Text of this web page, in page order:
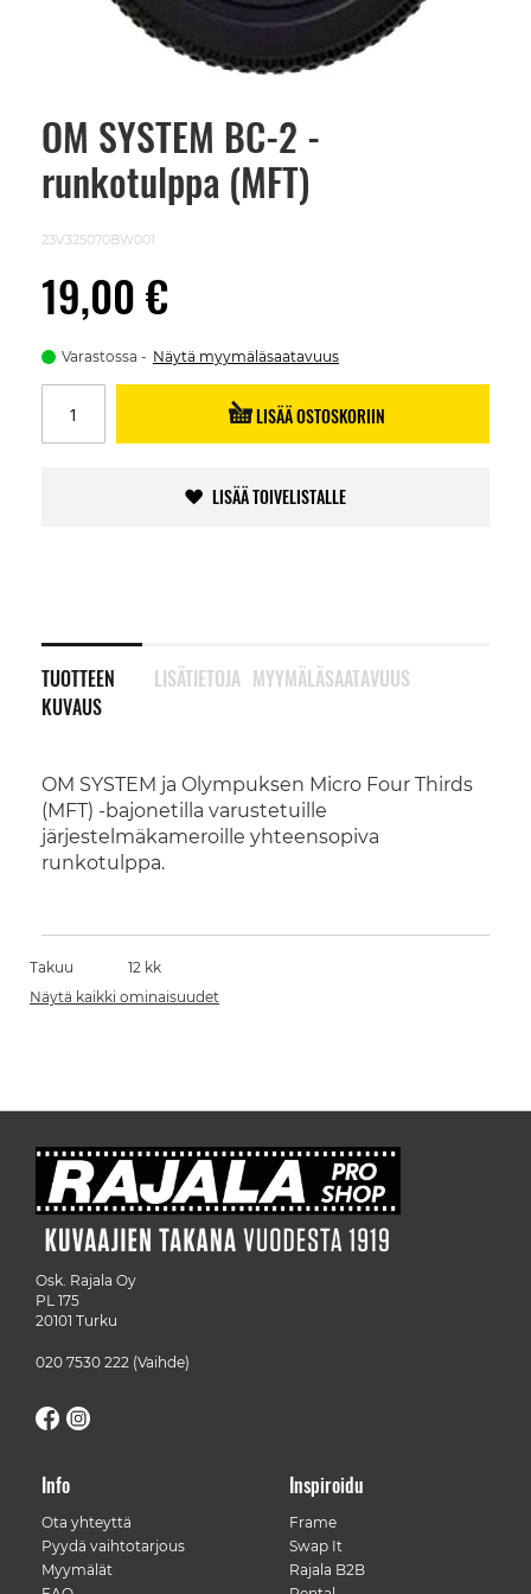
OM SYSTEM BC-2 -
runkotulppa (MFT)
23V325070BW001
19,00 €
Varastossa Näytä myymäläsaatavuus
LISÄÄ OSTOSKORIIN
LISÄÄ TOIVELISTALLE
TUOTTEEN
KUVAUS
OM SYSTEM ja Olympuksen Micro Four Thirds
(MFT) -bajonetilla varustetuille
järjestelmäkameroille yhteensopiva
runkotulppa.
LISÄTIETOJA MYYMÄLÄSAATAVUUS
Skip
beginning
images
Takuu
12 kk
Näytä kaikki ominaisuudet
Osk. Rajala Oy
PL 175
20101 Turku
020 7530 222 (Vaihde)
Info
Ota yhteyttä
Pyydä vaihtotarjous
Myymälät
Inspiroidu
Frame
Swap It
Rajala B2B